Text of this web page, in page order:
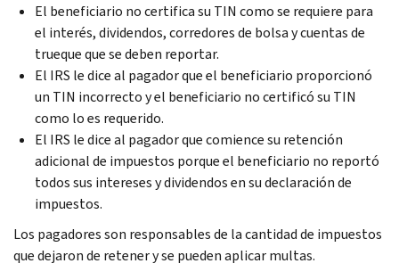
El beneficiario no certifica su TIN como se requiere para
el interés, dividendos, corredores de bolsa y cuentas de
trueque que se deben reportar.
El IRS le dice al pagador que el beneficiario proporcionó
un TIN incorrecto y el beneficiario no certificó su TIN
como lo es requerido.
El IRS le dice al pagador que comience su retención
adicional de impuestos porque el beneficiario no reportó
todos sus intereses y dividendos en su declaración de
impuestos.
Los pagadores son responsables de la cantidad de impuestos
que dejaron de retener y se pueden aplicar multas.